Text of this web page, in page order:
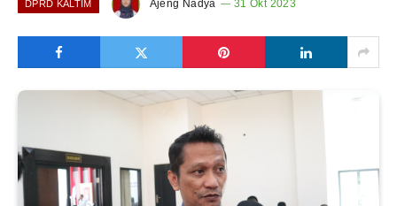
DPRD KALTIM Ajeng Nadya 31 Okt 2023